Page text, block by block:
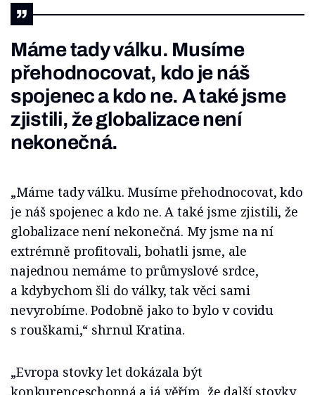
Máme tady válku. Musíme
přehodnocovat, kdo je náš
spojenec a kdo ne. A také jsme
zjistili, že globalizace není
nekonečná.
„Máme tady válku. Musíme přehodnocovat, kdo
je náš spojenec a kdo ne. A také jsme zjistili, že
globalizace není nekonečná. My jsme na ní
extrémně profitovali, bohatli jsme, ale
najednou nemáme to průmyslové srdce,
a kdybychom šli do války, tak věci sami
nevyrobíme. Podobně jako to bylo v covidu
s rouškami,“ shrnul Kratina.
„Evropa stovky let dokázala být
konkurenceschopná a já věřím, že další stovky